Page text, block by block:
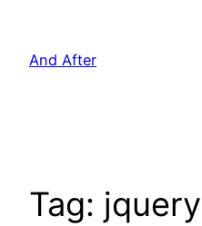
And After
Tag: jquery